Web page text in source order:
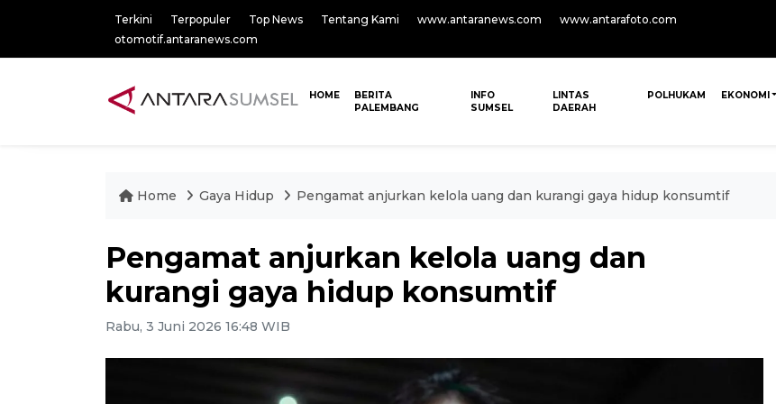
Terkini Terpopuler Top News Tentang Kami www.antaranews.com
www.antarafoto.com
otomotif.antaranews.com
HOME
BERITA
PALEMBANG
INFO
SUMSEL
LINTAS
DAERAH
POLHUKAM EKONOMI
Home Gaya Hidup Pengamat anjurkan kelola uang dan kurangi gaya hidup konsumtif
Pengamat anjurkan kelola uang dan
kurangi gaya hidup konsumtif
Rabu, 3 Juni 2026 16:48 WIB